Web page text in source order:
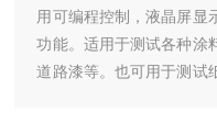
用可编程控制，液晶屏显
功能。适用于测试各种涂
道路漆等。也可用于测试